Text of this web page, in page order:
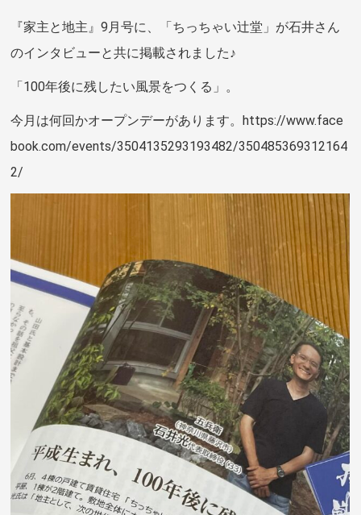
『家主と地主』9月号に、「ちっちゃい辻堂」が石井さん
のインタビューと共に掲載されました♪
「100年後に残したい風景をつくる」。
今月は何回かオープンデーがあります。https://www.face
book.com/events/3504135293193482/350485369312164
2/